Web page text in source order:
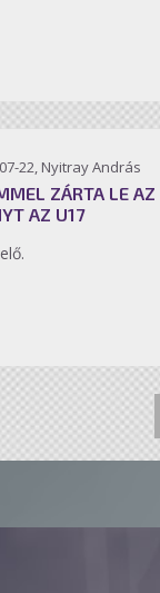
22, Nyitray András
ZÁRTA LE AZ
AZ U17